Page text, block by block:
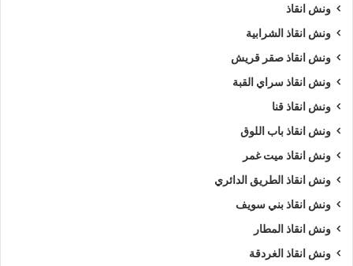
ونش انقاذ
ونش انقاذ الشرابية
ونش انقاذ صقر قريش
ونش انقاذ سراي القبة
ونش انقاذ قنا
ونش انقاذ باب اللوق
ونش انقاذ ميت غمر
ونش انقاذ الطريق الدائري
ونش انقاذ بني سويف
ونش انقاذ المطار
ونش انقاذ الغردقة